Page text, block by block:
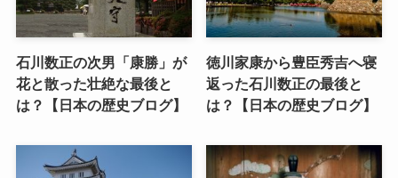
石川数正の次男「康勝」が
花と散った壮絶な最後と
は？【日本の歴史ブログ】
徳川家康から豊臣秀吉へ寝
返った石川数正の最後と
は？【日本の歴史ブログ】